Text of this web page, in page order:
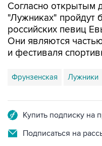
Согласно открытым
"Лужниках" пройдут
российских певиц
Они являются
и фестиваля
Фрунзенская Лужники
Купить подписку на
Подписаться на